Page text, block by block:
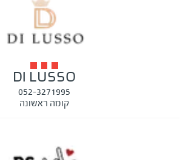
DI LUSSO
052-3271995
קומה ראשונה